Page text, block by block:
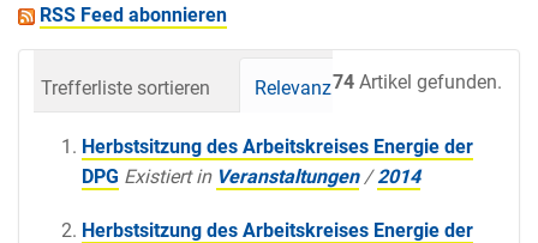
RSS Feed abonnieren
74 Artikel gefunden.
Trefferliste sortieren Relevanz Datum
Herbstsitzung des Arbeitskreises Energie der
DPG Existiert in Veranstaltungen /2014
Herbstsitzung des Arbeitskreises Energie der